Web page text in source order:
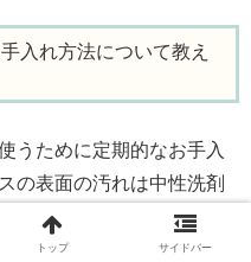
入れ方法について教え
うために定期的なお手入
の表面の汚れは中性洗剤
りましょう。また、3〜4
で、湿気やニオイの対策
トップ サイドバー